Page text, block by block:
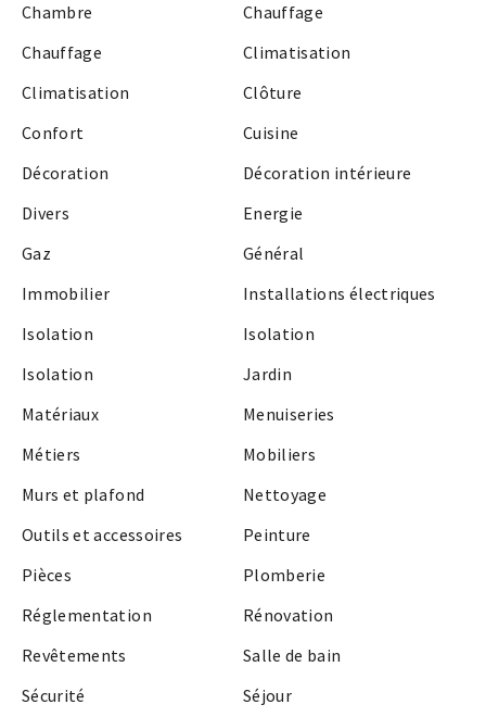
Chambre
Chauffage
Chauffage
Climatisation
Climatisation
Clôture
Confort
Cuisine
Décoration
Décoration intérieure
Divers
Energie
Gaz
Général
Immobilier
Installations électriques
Isolation
Isolation
Isolation
Jardin
Matériaux
Menuiseries
Métiers
Mobiliers
Murs et plafond
Nettoyage
Outils et accessoires
Peinture
Pièces
Plomberie
Réglementation
Rénovation
Revêtements
Salle de bain
Sécurité
Séjour